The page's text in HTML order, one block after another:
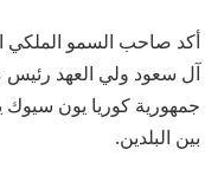
أكد صاحب السمو الملكي
آل سعود ولي العهد رئيس
جمهورية كوريا يون سيوك
بين البلدين.